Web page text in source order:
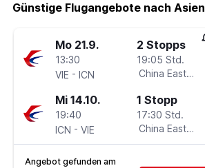
Günstige Flugangebote nach Asien
Mo 21.9.
13:30
VIE - ICN
2 Stopps
19:05 Std.
China Eastern
Mi 14.10.
19:40
ICN - VIE
1 Stopp
17:30 Std.
China Eastern
Angebot gefunden am